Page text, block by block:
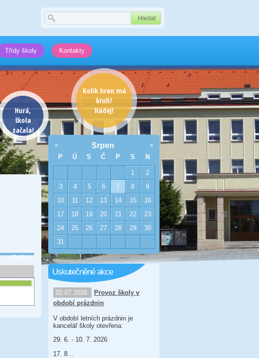
Třídy školy Kontakty
Hurá,
škola
začala!
Kolik hran má
kruh?
Hádej!
Další »
« Srpen
»
P
Ú S Č P S N
1
2
3
4 5 6 7 8
9
10
11 12 13 14 15
16
17
18 19 20 21 22
23
24
25 26 27 28 29
30
31
Uskutečněné akce
02.07.2026
Provoz školy v
období prázdnin
V období letních prázdnin je
kancelář školy otevřena:
29. 6. - 10. 7. 2026
17. 8...